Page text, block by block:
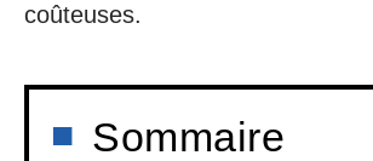
coûteuses.
Sommaire